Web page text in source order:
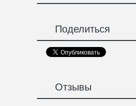
Поделиться
Отзывы